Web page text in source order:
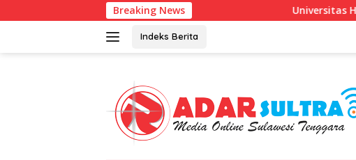
ke
Breaking NewsUniversitas Halu Oleo Kenalkan
Indeks Berita